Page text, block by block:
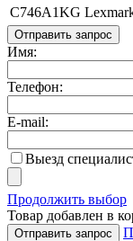
C746A1KG
Отправить запрос
Имя:
Телефон:
E-mail:
Выезд
Продолжить выбор
Товар добавлен в
Отправить запрос